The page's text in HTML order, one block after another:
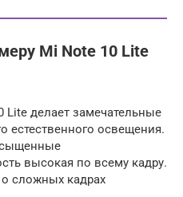
Mi Note 10 Lite
Lite делает замечательные
естественного освещения.
высокая по всему кадру.
сложных кадрах